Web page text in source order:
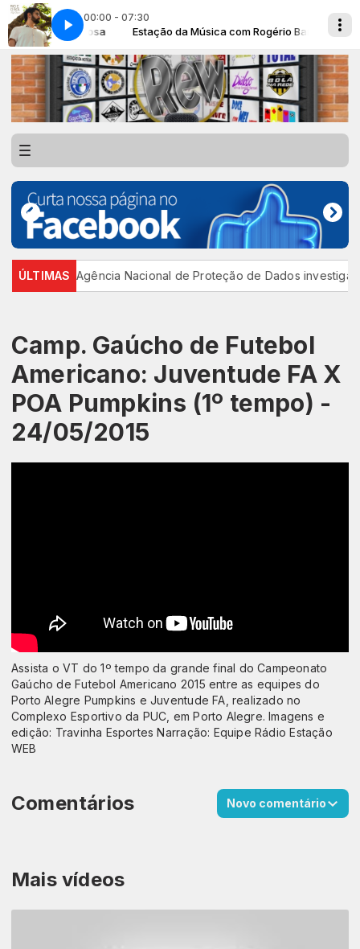
00:00 - 07:30
Barbosa Estação da Música com Rogério Barbosa
Rio e o Sol - Tiago Petrí
ÚLTIMAS
Agência Nacional de Proteção de Dados investiga
Camp. Gaúcho de Futebol
Americano: Juventude FA X
POA Pumpkins (1º tempo) -
24/05/2015
Mais vídeos
Assista o VT do 1º tempo da grande final do Campeonato
Gaúcho de Futebol Americano 2015 entre as equipes do
Porto Alegre Pumpkins e Juventude FA, realizado no
Complexo Esportivo da PUC, em Porto Alegre. Imagens e
edição: Travinha Esportes Narração: Equipe Rádio Estação
WEB
Comentários Novo comentário